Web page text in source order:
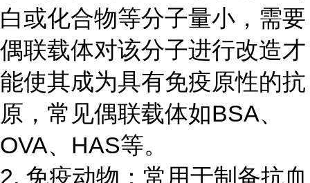
白或化合物等分子量小，需要
偶联载体对该分子进行改造才
能使其成为具有免疫原性的抗
原，常见偶联载体如BSA、
OVA、HAS等。
2. 免疫动物：常用于制备抗血